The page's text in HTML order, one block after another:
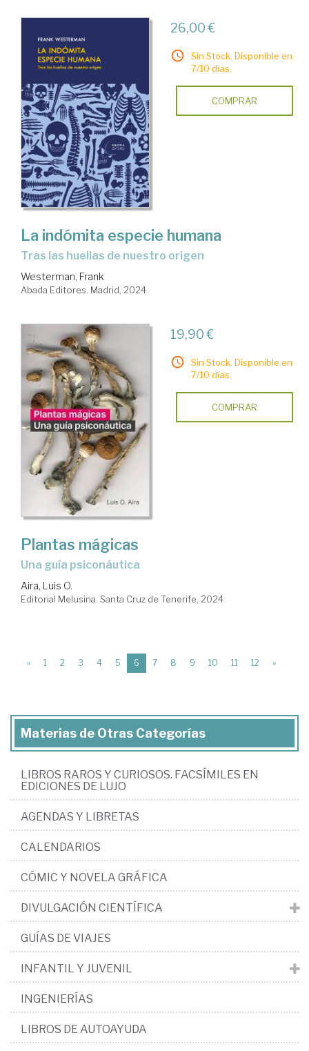
26,00 €
Sin Stock. Disponible en
7/10 días.
COMPRAR
La indómita especie humana
tras las huellas de nuestro origen
Westerman, Frank
Abada Editores. Madrid, 2024
19,90 €
Sin Stock. Disponible en
7/10 días.
COMPRAR
Plantas mágicas
Una guía psiconáutica
Aira, Luis O.
Editorial Melusina. Santa Cruz de Tenerife, 2024
« 1 2 3 4 5 6 (current)
7 8 9 10 11 12 »
Materias de Otras Categorías
LIBROS RAROS Y CURIOSOS. FACSÍMILES EN
EDICIONES DE LUJO
AGENDAS Y LIBRETAS
CALENDARIOS
CÓMIC Y NOVELA GRÁFICA
DIVULGACIÓN CIENTÍFICA
GUÍAS DE VIAJES
INFANTIL Y JUVENIL
INGENIERÍAS
LIBROS DE AUTOAYUDA